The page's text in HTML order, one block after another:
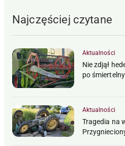
Najczęściej czytane
Aktualności
Nie zdjął
po
Aktualności
Tragedia na